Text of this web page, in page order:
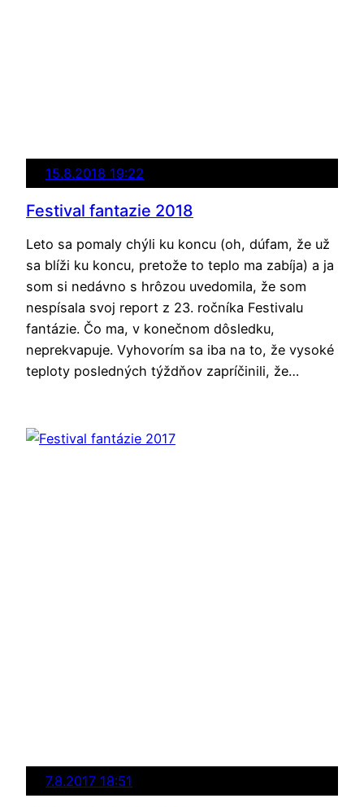
15.8.2018 19:22
Festival fantazie 2018
Leto sa pomaly chýli ku koncu (oh, dúfam, že už
sa blíži ku koncu, pretože to teplo ma zabíja) a ja
som si nedávno s hrôzou uvedomila, že som
nespísala svoj report z 23. ročníka Festivalu
fantázie. Čo ma, v konečnom dôsledku,
neprekvapuje. Vyhovorím sa iba na to, že vysoké
teploty posledných týždňov zapríčinili, že…
7.8.2017 18:51